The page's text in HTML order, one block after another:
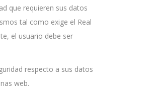
que requieren sus datos
tal como exige el Real
el usuario debe ser
respecto a sus datos
web.